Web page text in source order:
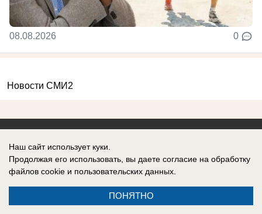
08.08.2026 0
Новости СМИ2
Реклама на сайте
Контакты
Информация
Наш сайт использует куки.
Продолжая его использовать, вы даете согласие на обработку
файлов cookie и пользовательских данных.
ПОНЯТНО